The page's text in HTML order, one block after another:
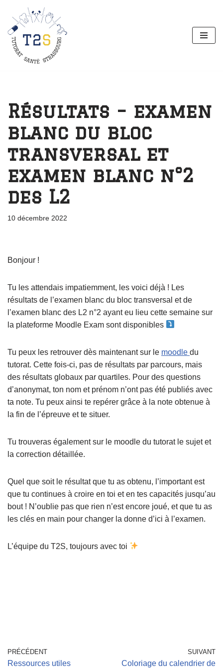
Aller
au
contenu
Résultats – examen
blanc du bloc
transversal et
examen blanc n°2
des L2
10 décembre 2022
Bonjour !
Tu les attendais impatiemment, les voici déjà ! Les
résultats de l’examen blanc du bloc transversal et de
l’examen blanc des L2 n°2 ayant eu lieu cette semaine sur
la plateforme Moodle Exam sont disponibles
Tu peux les retrouver dès maintenant sur le moodle du
tutorat. Cette fois-ci, pas de résultats par parcours, mais
des résultats globaux par quartiles. Pour des questions
d’anonymat, ton nom et prénom n’ont pas été publiés avec
ta note. Tu peux ainsi te repérer grâce à la note obtenue à
la fin de l’épreuve et te situer.
Tu trouveras également sur le moodle du tutorat le sujet et
la correction détaillée.
Quel que soit le résultat que tu as obtenu, l’important est
que tu continues à croire en toi et en tes capacités jusqu’au
bout ! N’oublie pas que rien n’est encore joué, et que tu as
les clés en main pour changer la donne d’ici à l’examen.
L’équipe du T2S, toujours avec toi
PRÉCÉDENT
Ressources utiles
SUIVANT
Coloriage du calendrier de